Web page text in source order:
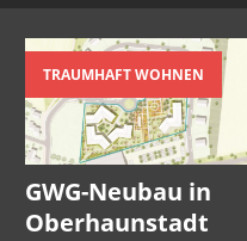
TRAUMHAFT WOHNEN
GWG-Neubau in
Oberhaunstadt